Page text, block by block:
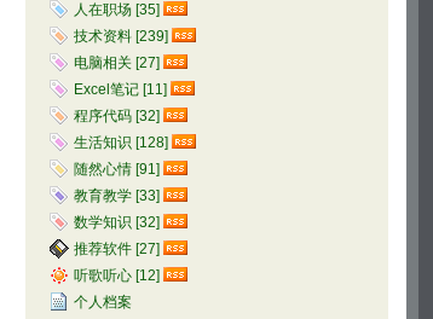
人在职场 [35]
技术资料 [239]
电脑相关 [27]
Excel笔记 [11]
程序代码 [32]
生活知识 [128]
随然心情 [91]
教育教学 [33]
数学知识 [32]
推荐软件 [27]
听歌听心 [12]
个人档案